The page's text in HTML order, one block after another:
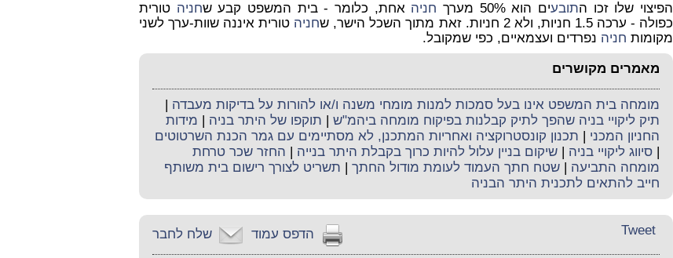
הפיצוי שלו זכו התובעים הוא 50% מערך חניה אחת, כלומר - בית המשפט קבע שחניה טורית
כפולה - ערכה 1.5 חניות, ולא 2 חניות. זאת מתוך השכל הישר, ש
חניה טורית איננה שוות-ערך לשני
מקומות חניה נפרדים ועצמאיים, כפי שמקובל.
מאמרים מקושרים
מומחה בית המשפט אינו בעל סמכות למנות מומחי משנה ו/או להורות על בדיקות מעבדה |
תיק ליקויי בניה שהפך לתיק קבלנות בפיקוח מומחה ביהמ"ש | תוקפו של היתר בניה | מידות
החניון המכני | תכנון קונסטרוקציה ואחריות המתכנן, לא מסתיימים עם גמר הכנת השרטוטים
| סיווג ליקויי בניה | שיקום בניין עלול להיות כרוך בקבלת היתר בנייה | החזר שכר טרחת
מומחה התביעה | שטח חתך העמוד לעומת מודול החתך | תשריט לצורך רישום בית משותף
חייב להתאים לתכנית היתר הבניה
שלח לחבר הדפס עמוד Tweet